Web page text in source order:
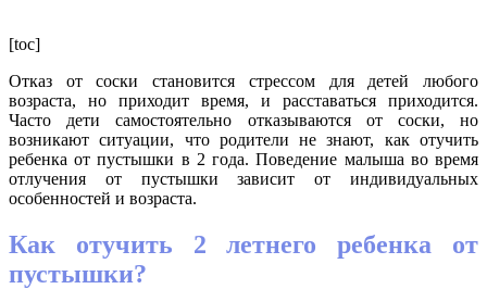
[toc]
Отказ от соски становится стрессом для детей любого
возраста, но приходит время, и расставаться приходится.
Часто дети самостоятельно отказываются от соски, но
возникают ситуации, что родители не знают, как отучить
ребенка от пустышки в 2 года. Поведение малыша во время
отлучения от пустышки зависит от индивидуальных
особенностей и возраста.
Как отучить 2 летнего ребенка от
пустышки?